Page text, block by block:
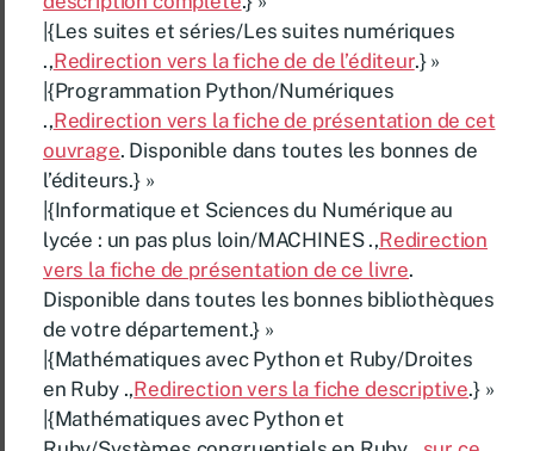
|{Les suites et séries/Les suites numériques
.,Redirection vers la fiche de de l’éditeur.} »
|{Programmation Python/Numériques
.,Redirection vers la fiche de présentation de cet
ouvrage. Disponible dans toutes les bonnes de
l’éditeurs.} »
|{Informatique et Sciences du Numérique au
lycée : un pas plus loin/MACHINES .,Redirection
vers la fiche de présentation de ce livre.
Disponible dans toutes les bonnes bibliothèques
de votre département.} »
|{Mathématiques avec Python et Ruby/Droites
en Ruby .,Redirection vers la fiche descriptive.} »
|{Mathématiques avec Python et